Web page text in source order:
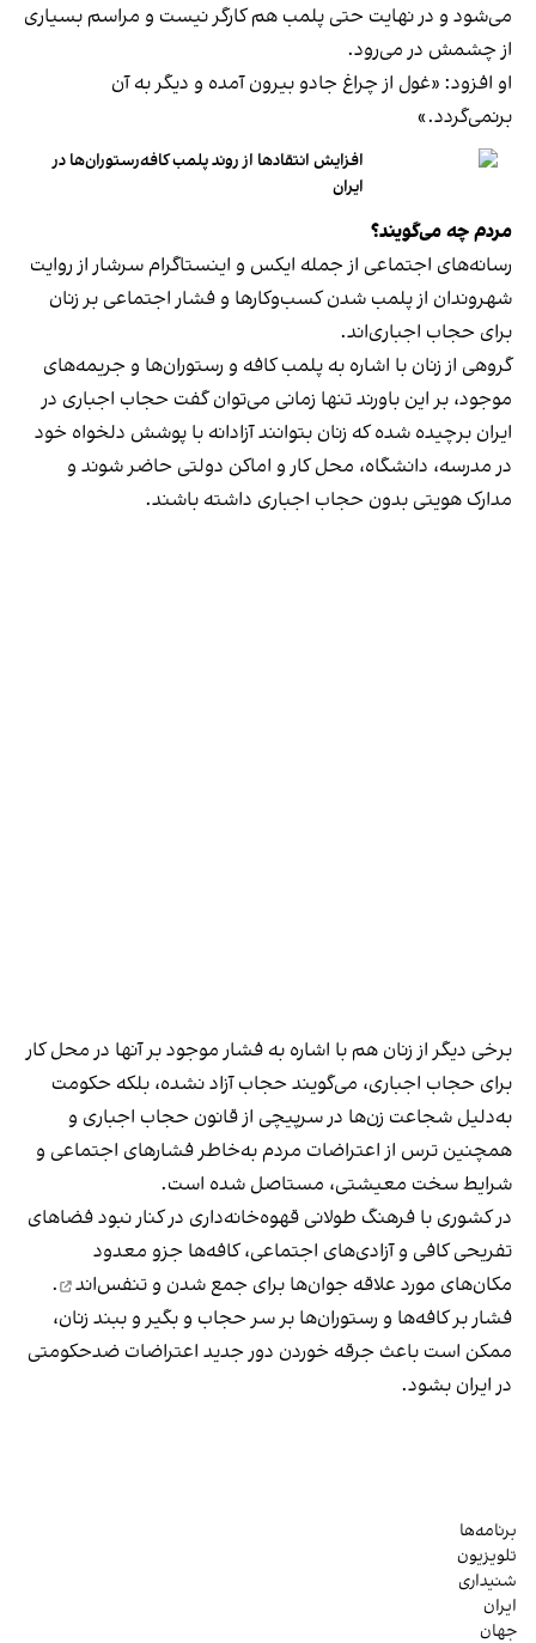
می‌شود و در نهایت حتی پلمب هم کارگر نیست و مراسم بسیاری
از چشمش در می‌رود.
او افزود: «غول از چراغ جادو بیرون آمده و دیگر به آن
برنمی‎‌گردد.»
افزایش انتقادها از روند پلمب کافه‌رستوران‌ها در
ایران
مردم چه می‌گویند؟
رسانه‎‌های اجتماعی از جمله ایکس و اینستاگرام سرشار از روایت
شهروندان از پلمب شدن کسب‌وکارها و فشار اجتماعی بر زنان
برای حجاب اجباری‌اند.
گروهی از زنان با اشاره به پلمب کافه و رستوران‌ها و جریمه‌های
موجود، بر این باورند تنها زمانی می‌توان گفت حجاب اجباری در
ایران برچیده شده که زنان بتوانند آزادانه با پوشش دلخواه خود
در مدرسه، دانشگاه، محل کار و اماکن دولتی حاضر شوند و
مدارک هویتی بدون حجاب اجباری داشته باشند.
برخی دیگر از زنان هم با اشاره به فشار موجود بر آنها در محل کار
برای حجاب اجباری، می‌گویند حجاب آزاد نشده، بلکه حکومت
به‌دلیل شجاعت زن‌ها در سرپیچی از قانون حجاب اجباری و
همچنین ترس از اعتراضات مردم به‌خاطر فشارهای اجتماعی و
شرایط سخت معیشتی، مستاصل شده است.
در کشوری با فرهنگ طولانی قهوه‌‌خانه‌داری در کنار نبود فضاهای
تفریحی کافی و آزادی‌های اجتماعی، کافه‌ها جزو معدود
مکان‌های مورد علاقه جوان‌ها برای جمع شدن و تنفس‌اند
.
فشار بر کافه‌ها و رستوران‌ها بر سر حجاب و بگیر و ببند زنان،
ممکن است باعث جرقه خوردن دور جدید اعتراضات ضدحکومتی
در ایران بشود.
برنامه‌ها
تلویزیون
شنیداری
ایران
جهان